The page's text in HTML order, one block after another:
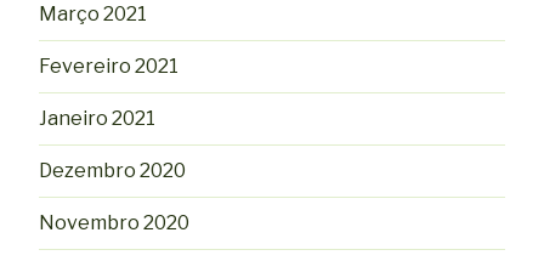
Março 2021
Fevereiro 2021
Janeiro 2021
Dezembro 2020
Novembro 2020